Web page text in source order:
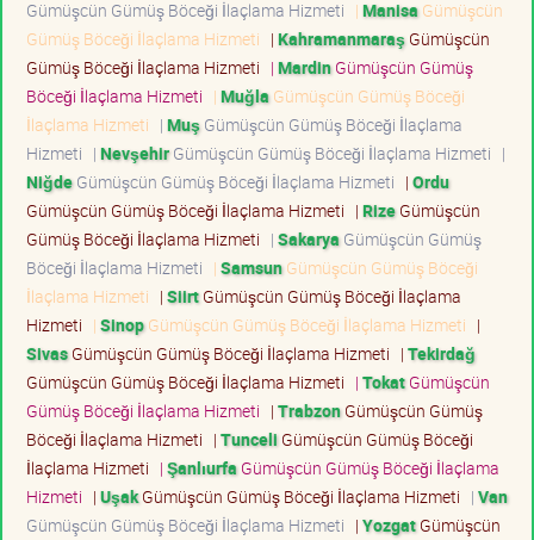
Gümüşcün Gümüş Böceği İlaçlama Hizmeti | Manisa Gümüşcün
Gümüş Böceği İlaçlama Hizmeti | Kahramanmaraş Gümüşcün
Gümüş Böceği İlaçlama Hizmeti | MardinGümüşcün Gümüş
Böceği İlaçlama Hizmeti | Muğla Gümüşcün Gümüş Böceği
İlaçlama Hizmeti | Muş Gümüşcün Gümüş Böceği İlaçlama
Hizmeti | NevşehirGümüşcün Gümüş Böceği İlaçlama Hizmeti |
NiğdeGümüşcün Gümüş Böceği İlaçlama Hizmeti | Ordu
Gümüşcün Gümüş Böceği İlaçlama Hizmeti | RizeGümüşcün
Gümüş Böceği İlaçlama Hizmeti | Sakarya Gümüşcün Gümüş
Böceği İlaçlama Hizmeti | SamsunGümüşcün Gümüş Böceği
İlaçlama Hizmeti | SiirtGümüşcün Gümüş Böceği İlaçlama
Hizmeti | SinopGümüşcün Gümüş Böceği İlaçlama Hizmeti |
SivasGümüşcün Gümüş Böceği İlaçlama Hizmeti | Tekirdağ
Gümüşcün Gümüş Böceği İlaçlama Hizmeti | TokatGümüşcün
Gümüş Böceği İlaçlama Hizmeti | TrabzonGümüşcün Gümüş
Böceği İlaçlama Hizmeti | Tunceli Gümüşcün Gümüş Böceği
İlaçlama Hizmeti | Şanlıurfa Gümüşcün Gümüş Böceği İlaçlama
Hizmeti | UşakGümüşcün Gümüş Böceği İlaçlama Hizmeti | Van
Gümüşcün Gümüş Böceği İlaçlama Hizmeti | YozgatGümüşcün